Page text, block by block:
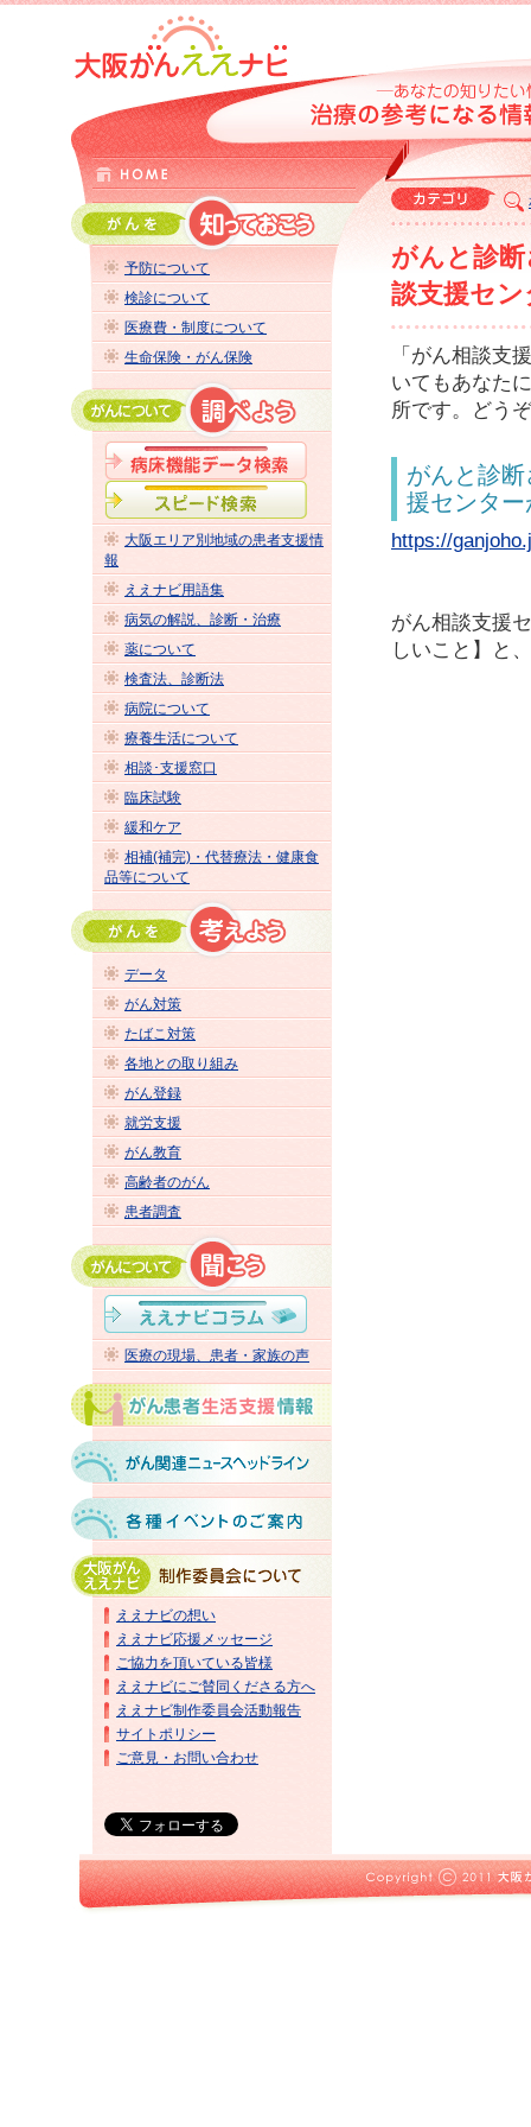
予防について
検診について
医療費・制度について
生命保険・がん保険
大阪エリア別地域の患者支援情
報
ええナビ用語集
病気の解説、診断・治療
薬について
検査法、診断法
病院について
療養生活について
相談･支援窓口
臨床試験
緩和ケア
相補(補完)・代替療法・健康食
品等について
データ
がん対策
たばこ対策
各地との取り組み
がん登録
就労支援
がん教育
高齢者のがん
患者調査
医療の現場、患者・家族の声
ええナビの想い
ええナビ応援メッセージ
ご協力を頂いている皆様
ええナビにご賛同くださる方へ
ええナビ制作委員会活動報告
サイトポリシー
ご意見・お問い合わせ
がんと診
談支援セ
「がん相談支
いてもあなた
所です。どう
がんと診
援センタ
https://
がん相談支援
しいこと】と